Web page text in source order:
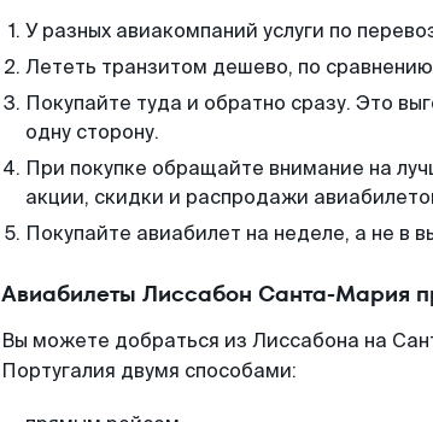
У разных авиакомпаний услуги по
Лететь транзитом дешево, по
Покупайте туда и обратно сразу. Это
одну сторону.
При покупке обращайте внимание на
акции, скидки и распродажи
Покупайте авиабилет на неделе, а не в
Авиабилеты Лиссабон Санта-Мария
Вы можете добраться из Лиссабона на
Португалия двумя способами: